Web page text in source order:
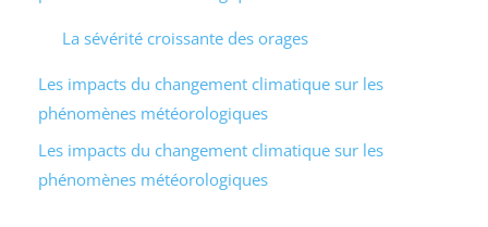
La sévérité croissante des orages
Les impacts du changement climatique sur les
phénomènes météorologiques
Les impacts du changement climatique sur les
phénomènes météorologiques